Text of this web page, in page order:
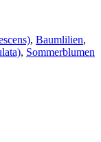
, Baumlilien,
, Sommerblumen